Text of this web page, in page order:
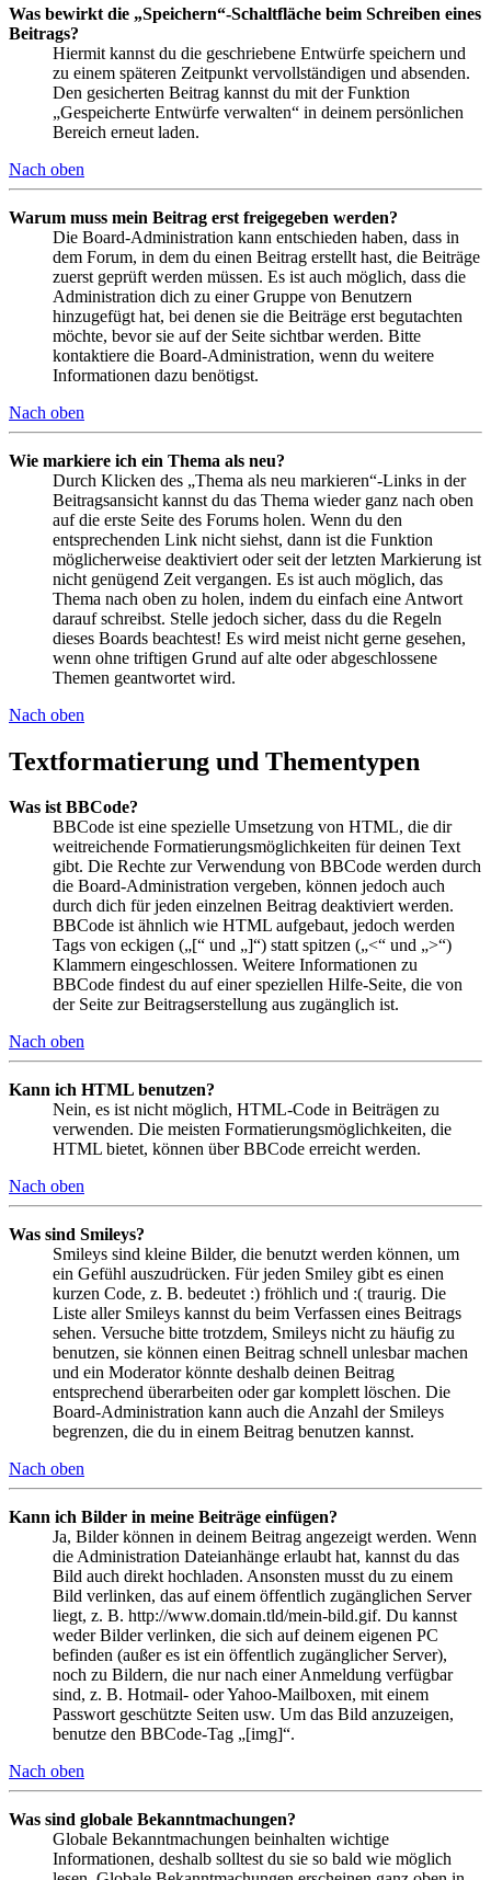
Was bewirkt die „Speichern“-Schaltfläche beim Schreiben eines
Beitrags?
Hiermit kannst du die geschriebene Entwürfe speichern und
zu einem späteren Zeitpunkt vervollständigen und absenden.
Den gesicherten Beitrag kannst du mit der Funktion
„Gespeicherte Entwürfe verwalten“ in deinem persönlichen
Bereich erneut laden.
Nach oben
Warum muss mein Beitrag erst freigegeben werden?
Die Board-Administration kann entschieden haben, dass in
dem Forum, in dem du einen Beitrag erstellt hast, die Beiträge
zuerst geprüft werden müssen. Es ist auch möglich, dass die
Administration dich zu einer Gruppe von Benutzern
hinzugefügt hat, bei denen sie die Beiträge erst begutachten
möchte, bevor sie auf der Seite sichtbar werden. Bitte
kontaktiere die Board-Administration, wenn du weitere
Informationen dazu benötigst.
Nach oben
Wie markiere ich ein Thema als neu?
Durch Klicken des „Thema als neu markieren“-Links in der
Beitragsansicht kannst du das Thema wieder ganz nach oben
auf die erste Seite des Forums holen. Wenn du den
entsprechenden Link nicht siehst, dann ist die Funktion
möglicherweise deaktiviert oder seit der letzten Markierung ist
nicht genügend Zeit vergangen. Es ist auch möglich, das
Thema nach oben zu holen, indem du einfach eine Antwort
darauf schreibst. Stelle jedoch sicher, dass du die Regeln
dieses Boards beachtest! Es wird meist nicht gerne gesehen,
wenn ohne triftigen Grund auf alte oder abgeschlossene
Themen geantwortet wird.
Nach oben
Textformatierung und Thementypen
Was ist BBCode?
BBCode ist eine spezielle Umsetzung von HTML, die dir
weitreichende Formatierungsmöglichkeiten für deinen Text
gibt. Die Rechte zur Verwendung von BBCode werden durch
die Board-Administration vergeben, können jedoch auch
durch dich für jeden einzelnen Beitrag deaktiviert werden.
BBCode ist ähnlich wie HTML aufgebaut, jedoch werden
Tags von eckigen („[“ und „]“) statt spitzen („<“ und „>“)
Klammern eingeschlossen. Weitere Informationen zu
BBCode findest du auf einer speziellen Hilfe-Seite, die von
der Seite zur Beitragserstellung aus zugänglich ist.
Nach oben
Kann ich HTML benutzen?
Nein, es ist nicht möglich, HTML-Code in Beiträgen zu
verwenden. Die meisten Formatierungsmöglichkeiten, die
HTML bietet, können über BBCode erreicht werden.
Nach oben
Was sind Smileys?
Smileys sind kleine Bilder, die benutzt werden können, um
ein Gefühl auszudrücken. Für jeden Smiley gibt es einen
kurzen Code, z. B. bedeutet :) fröhlich und :( traurig. Die
Liste aller Smileys kannst du beim Verfassen eines Beitrags
sehen. Versuche bitte trotzdem, Smileys nicht zu häufig zu
benutzen, sie können einen Beitrag schnell unlesbar machen
und ein Moderator könnte deshalb deinen Beitrag
entsprechend überarbeiten oder gar komplett löschen. Die
Board-Administration kann auch die Anzahl der Smileys
begrenzen, die du in einem Beitrag benutzen kannst.
Nach oben
Kann ich Bilder in meine Beiträge einfügen?
Ja, Bilder können in deinem Beitrag angezeigt werden. Wenn
die Administration Dateianhänge erlaubt hat, kannst du das
Bild auch direkt hochladen. Ansonsten musst du zu einem
Bild verlinken, das auf einem öffentlich zugänglichen Server
liegt, z. B. http://www.domain.tld/mein-bild.gif. Du kannst
weder Bilder verlinken, die sich auf deinem eigenen PC
befinden (außer es ist ein öffentlich zugänglicher Server),
noch zu Bildern, die nur nach einer Anmeldung verfügbar
sind, z. B. Hotmail- oder Yahoo-Mailboxen, mit einem
Passwort geschützte Seiten usw. Um das Bild anzuzeigen,
benutze den BBCode-Tag „[img]“.
Nach oben
Was sind globale Bekanntmachungen?
Globale Bekanntmachungen beinhalten wichtige
Informationen, deshalb solltest du sie so bald wie möglich